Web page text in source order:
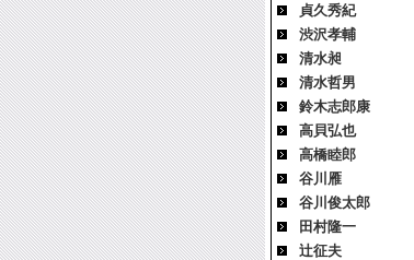
貞久秀紀
渋沢孝輔
清水昶
清水哲男
鈴木志郎康
高貝弘也
高橋睦郎
谷川雁
谷川俊太郎
田村隆一
辻征夫